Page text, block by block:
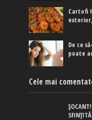
Cartofi
De ce
poate
Cele mai
SFINȚITĂ